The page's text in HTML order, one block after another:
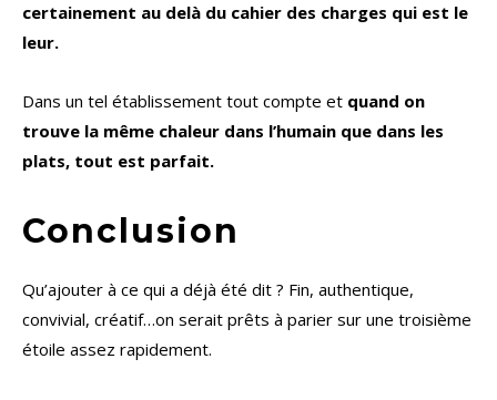
certainement au delà du cahier des charges qui est le
leur.
Dans un tel établissement tout compte et quand on
trouve la même chaleur dans l’humain que dans les
plats, tout est parfait.
Conclusion
Qu’ajouter à ce qui a déjà été dit ? Fin, authentique,
convivial, créatif…on serait prêts à parier sur une troisième
étoile assez rapidement.